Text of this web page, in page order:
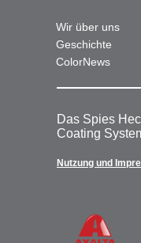
Wir über uns
Geschichte
ColorNews
Das Spies
Coating
Nutzung und